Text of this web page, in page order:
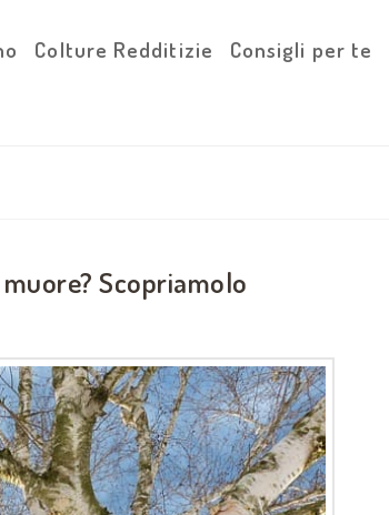
Colture Redditizie Consigli per te
Scopriamolo